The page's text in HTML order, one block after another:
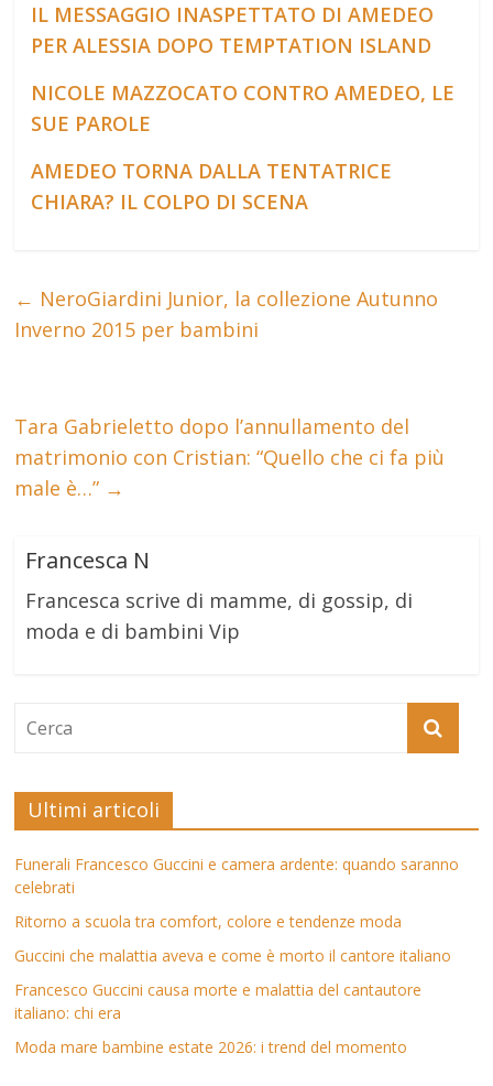
IL MESSAGGIO INASPETTATO DI AMEDEO
PER ALESSIA DOPO TEMPTATION ISLAND
NICOLE MAZZOCATO CONTRO AMEDEO, LE
SUE PAROLE
AMEDEO TORNA DALLA TENTATRICE
CHIARA? IL COLPO DI SCENA
← NeroGiardini Junior, la collezione Autunno
Inverno 2015 per bambini
Tara Gabrieletto dopo l’annullamento del
matrimonio con Cristian: “Quello che ci fa più
male è…” →
Francesca N
Francesca scrive di mamme, di gossip, di
moda e di bambini Vip
Ultimi articoli
Funerali Francesco Guccini e camera ardente: quando saranno
celebrati
Ritorno a scuola tra comfort, colore e tendenze moda
Guccini che malattia aveva e come è morto il cantore italiano
Francesco Guccini causa morte e malattia del cantautore
italiano: chi era
Moda mare bambine estate 2026: i trend del momento